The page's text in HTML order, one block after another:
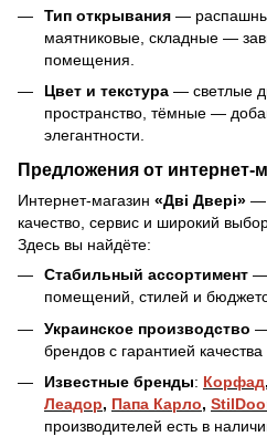
Тип открывания —
маятниковые, складные —
помещения.
Цвет и текстура — светлые
пространство, тёмные —
элегантности.
Предложения от интернет-
Интернет-магазин «Дві Двері» —
качество, сервис и широкий
Здесь вы найдёте:
Стабильный ассортимент —
помещений, стилей и
Украинское производство —
брендов с гарантией качества
Известные бренды: Корфад,
Леадор, Папа Карло,
производителей есть в